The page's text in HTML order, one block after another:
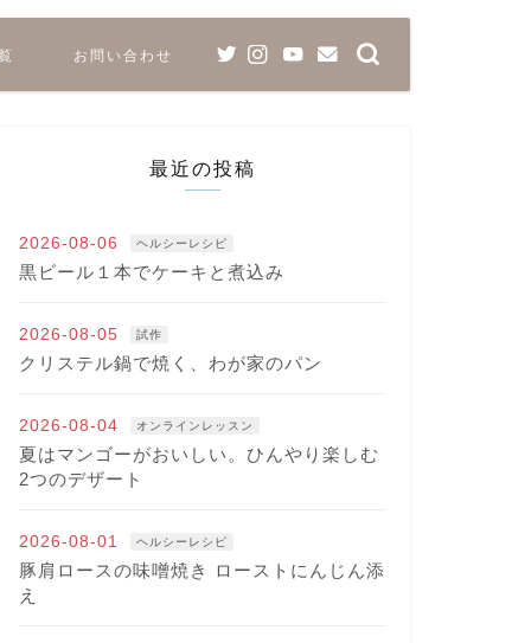
お問い合わせ
最近の投稿
2026-08-06 ヘルシーレシピ
黒ビール１本でケーキと煮込み
2026-08-05 試作
クリステル鍋で焼く、わが家のパン
2026-08-04 オンラインレッスン
夏はマンゴーがおいしい。ひんやり楽しむ
2つのデザート
2026-08-01 ヘルシーレシピ
豚肩ロースの味噌焼き ローストにんじん添
え